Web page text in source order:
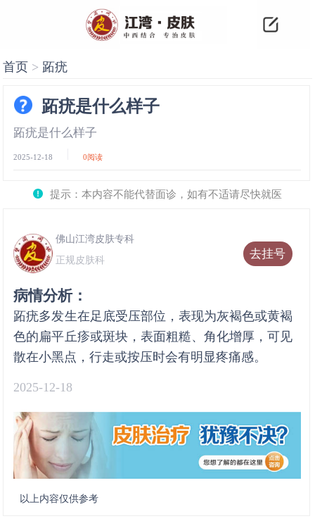
首页 > 跖疣
跖疣是什么样子
跖疣是什么样子
2025-12-18 0阅读
提示：本内容不能代替面诊，如有不适请尽快就医
去挂号
佛山江湾皮肤专科
正规皮肤科
病情分析：
跖疣多发生在足底受压部位，表现为灰褐色或黄褐
色的扁平丘疹或斑块，表面粗糙、角化增厚，可见
散在小黑点，行走或按压时会有明显疼痛感。
2025-12-18
以上内容仅供参考